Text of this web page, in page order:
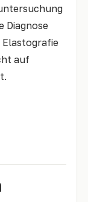
Diagnose
Elastografie
auf